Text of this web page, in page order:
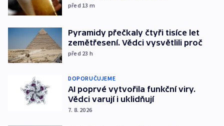
před 13 m
Pyramidy přečkaly čtyři tisíce let
zemětřesení. Vědci vysvětlili proč
před 23 h
DOPORUČUJEME
AI poprvé vytvořila funkční viry.
Vědci varují i uklidňují
7. 8. 2026